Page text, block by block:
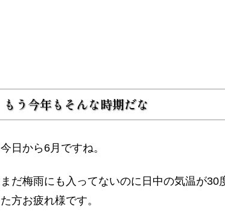
もう今年もそんな時期だな
今日から6月ですね。
まだ梅雨にも入ってないのに日中の気温が30
た方お疲れ様です。